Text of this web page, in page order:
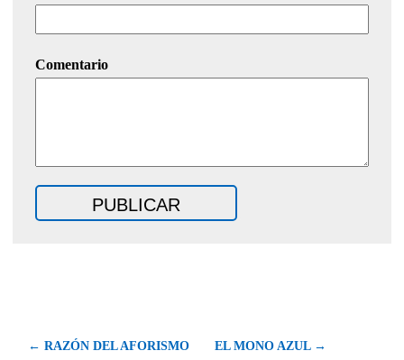
Comentario
← RAZÓN DEL AFORISMO EL MONO AZUL →